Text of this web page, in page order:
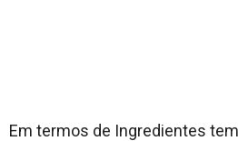
Em termos de Ingredientes